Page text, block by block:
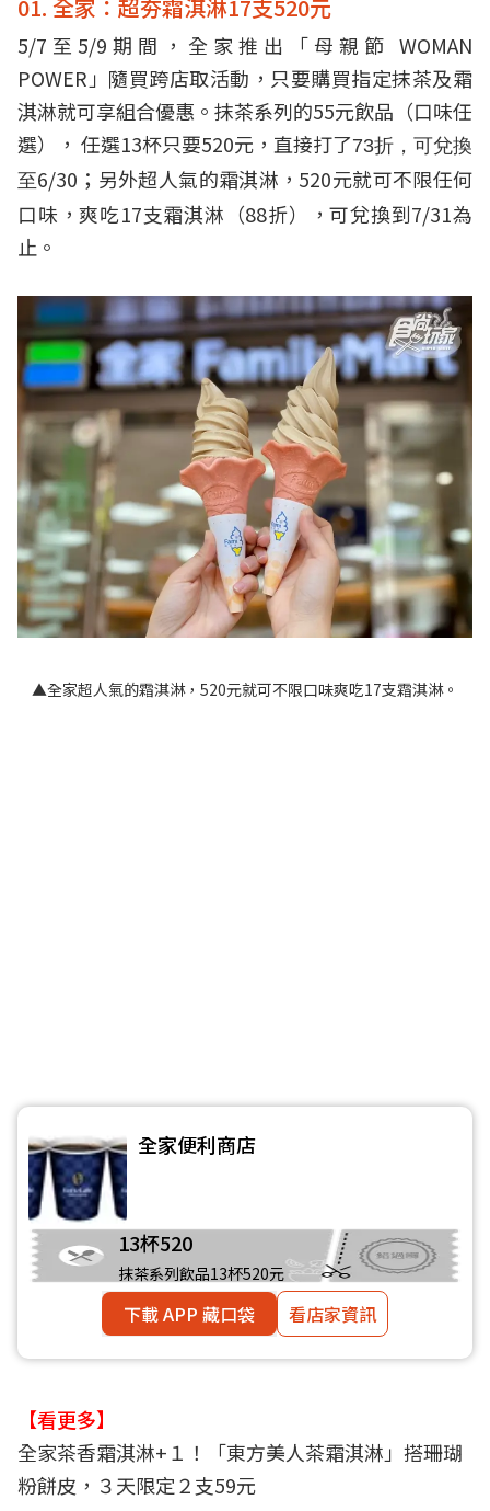
01. 全家：超夯霜淇淋17支520元
5/7至5/9期間，全家推出「母親節 WOMAN
POWER」隨買跨店取活動，只要購買指定抹茶及霜
淇淋就可享組合優惠。抹茶系列的55元飲品（口味任
選）， 任選13杯只要520元，直接打了73折，可兌換
至6/30；另外超人氣的霜淇淋，520元就可不限任何
口味，爽吃17支霜淇淋（88折），可兌換到7/31為
止。
▲全家超人氣的霜淇淋，520元就可不限口味爽吃17支霜淇淋。
全家便利商店
13杯520
抹茶系列飲品13杯520元
下載 APP 藏口袋 看店家資訊
【看更多】
全家茶香霜淇淋+１！「東方美人茶霜淇淋」搭珊瑚
粉餅皮，３天限定２支59元